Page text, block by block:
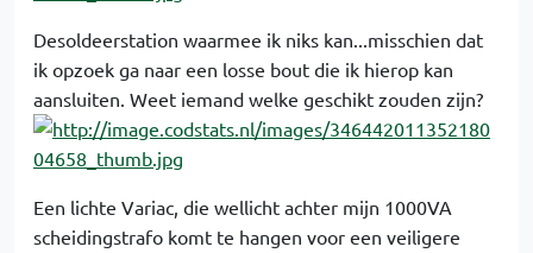
Desoldeerstation waarmee ik niks kan...misschien dat
ik opzoek ga naar een losse bout die ik hierop kan
aansluiten. Weet iemand welke geschikt zouden zijn?
Een lichte Variac, die wellicht achter mijn 1000VA
scheidingstrafo komt te hangen voor een veiligere